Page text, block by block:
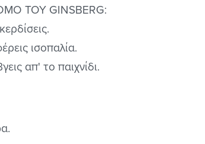
ΤΟΥ GINSBERG:
ισοπαλία.
απ' το παιχνίδι.